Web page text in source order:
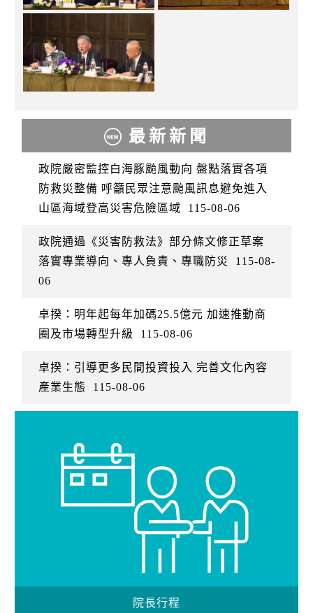
最新新聞
政院嚴密監控白海豚颱風動向 盤點落實各項
防救災整備 呼籲民眾注意颱風訊息避免進入
山區海域登高災害危險區域
115-08-06
政院通過《災害防救法》部分條文修正草案
落實專業導向、專人負責、專職防災
115-08-
06
卓揆：明年起每年加碼25.5億元 加速推動商
圈及市場轉型升級
115-08-06
卓揆：引導更多民間投資投入 完善文化內容
產業生態
115-08-06
院長行程